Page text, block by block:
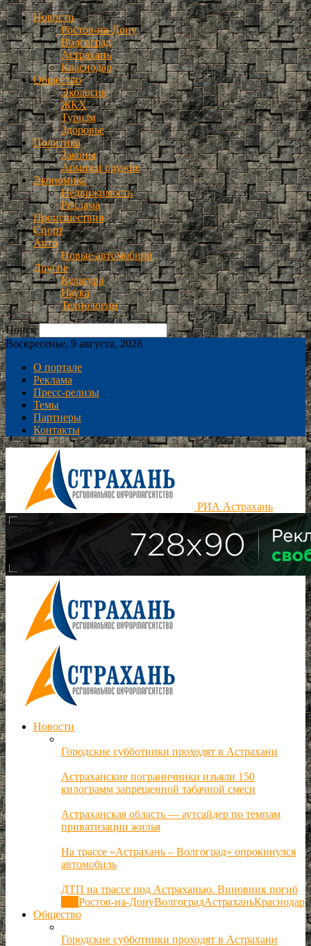
Новости
Ростов-на-Дону
Волгоград
Астрахань
Краснодар
Общество
Экология
ЖКХ
Туризм
Здоровье
Политика
Законы
Армия и оружие
Экономика
Недвижимость
Реклама
Происшествия
Спорт
Авто
Новые автомобили
Другие
Культура
Наука
Технологии
Поиск
Воскресенье, 9 августа, 2026
О портале
Реклама
Пресс-релизы
Темы
Партнеры
Контакты
РИА Астрахань
Новости
Городские субботники проходят в Астрахани
Астраханские пограничники изъяли 150
килограмм запрещенной табачной смеси
Астраханская область — аутсайдер по темпам
приватизации жилья
На трассе «Астрахань – Волгоград» опрокинулся
автомобиль
ДТП на трассе под Астраханью. Виновник погиб
Ростов-на-ДонуВолгоградАстраханьКраснодар
Общество
Городские субботники проходят в Астрахани